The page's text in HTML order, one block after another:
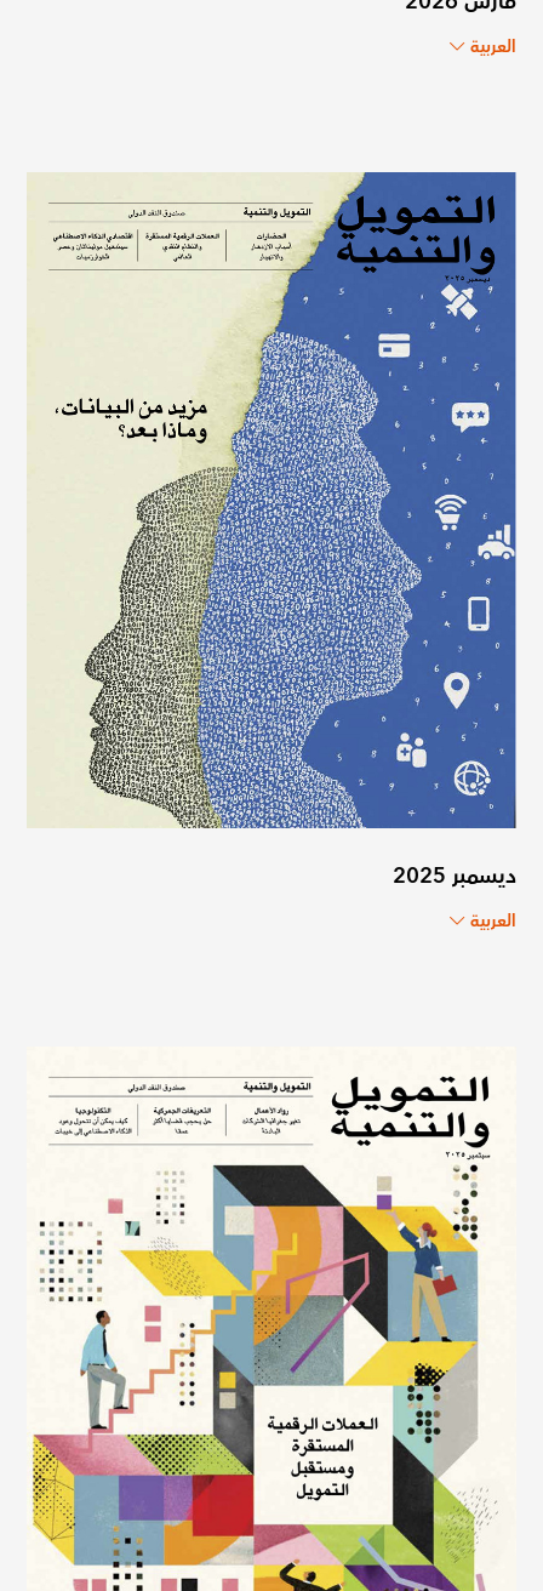
العربية
ديسمبر 2025
العربية